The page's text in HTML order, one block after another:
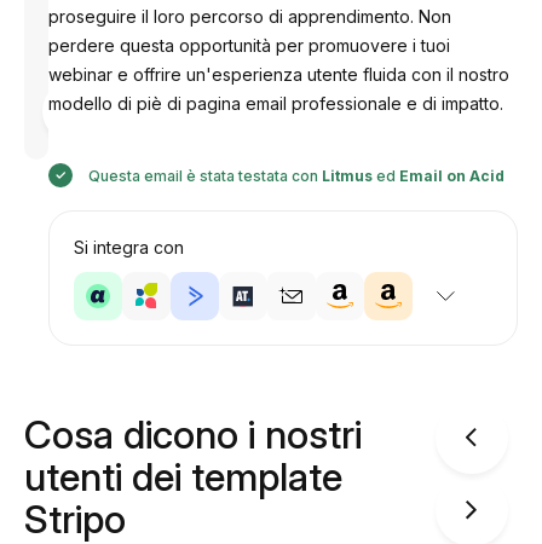
Progettato
da
proseguire il loro percorso di apprendimento. Non
perdere questa opportunità per promuovere i tuoi
webinar e offrire un'esperienza utente fluida con il nostro
modello di piè di pagina email professionale e di impatto.
Questa email è stata testata con Litmus ed Email on Acid
Si integra con
Cosa dicono i nostri
utenti dei template
Stripo